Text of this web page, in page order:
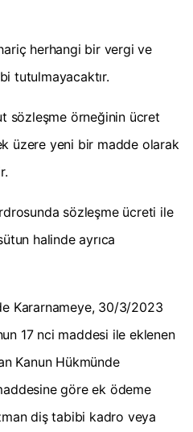
herhangi bir vergi ve
tutulmayacaktır.
sözleşme örneğinin ücret
üzere yeni bir madde olarak
sözleşme ücreti ile
halinde ayrıca
Kararnameye, 30/3/2023
17 nci maddesi ile eklenen
Kanun Hükmünde
göre ek ödeme
diş tabibi kadro veya